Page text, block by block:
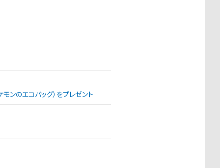
ンのエコバッグ）をプレゼント